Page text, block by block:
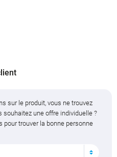
sur le produit, vous ne trouvez
souhaitez une offre individuelle ?
pour trouver la bonne personne